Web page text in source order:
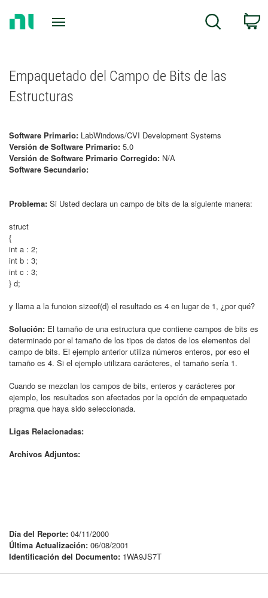
Search
Empaquetado del Campo de Bits de las
Estructuras
Software Primario: LabWindows/CVI Development Systems
Versión de Software Primario: 5.0
Versión de Software Primario Corregido: N/A
Software Secundario:
Problema: Si Usted declara un campo de bits de la siguiente manera:
struct
{
int a : 2;
int b : 3;
int c : 3;
} d;
y llama a la funcion sizeof(d) el resultado es 4 en lugar de 1, ¿por qué?
Solución: El tamaño de una estructura que contiene campos de bits es
determinado por el tamaño de los tipos de datos de los elementos del
campo de bits. El ejemplo anterior utiliza números enteros, por eso el
tamaño es 4. Si el ejemplo utilizara carácteres, el tamaño sería 1.
Cuando se mezclan los campos de bits, enteros y carácteres por
ejemplo, los resultados son afectados por la opción de empaquetado
pragma que haya sido seleccionada.
Ligas Relacionadas:
Archivos Adjuntos:
Día del Reporte: 04/11/2000
Última Actualización: 06/08/2001
Identificación del Documento: 1WA9JS7T